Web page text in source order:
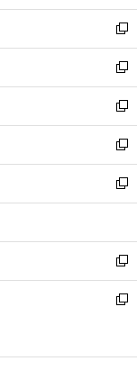
開
く
ウ
で
開
く
ン
ド
ウ
で
開
く
ウ
ィ
ン
ド
ウ
で
開
く
新
し
い
ウ
ィ
ン
ド
ウ
で
開
新
し
い
ウ
ィ
ン
ド
ウ
開
く
新
し
い
ウ
ィ
ン
ウ
で
開
く
新
し
い
ウ
ン
ド
ウ
で
新
し
ウ
ィ
ン
ド
開
新
し
い
ン
新
ウ